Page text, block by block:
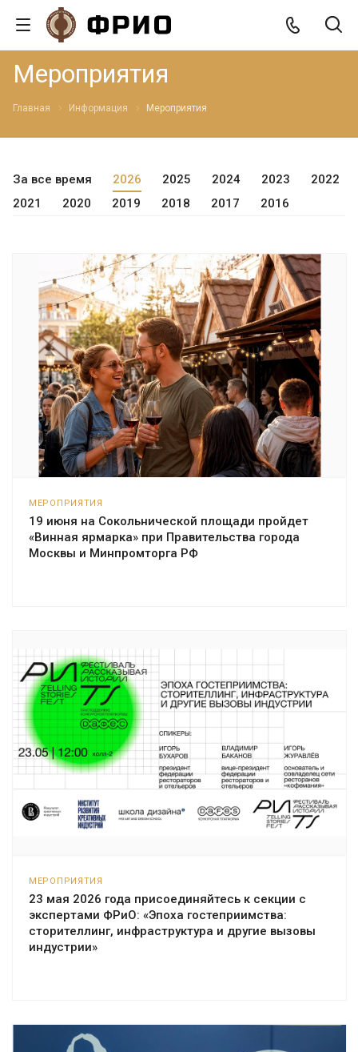
Мероприятия
Главная Информация Мероприятия
За все время 2026 2025 2024 2023
2022
2021
2020 2019 2018 2017 2016
МЕРОПРИЯТИЯ
19 июня на Сокольнической площади пройдет
«Винная ярмарка» при Правительства города
Москвы и Минпромторга РФ
МЕРОПРИЯТИЯ
23 мая 2026 года присоединяйтесь к секции с
экспертами ФРиО: «Эпоха гостеприимства:
сторителлинг, инфраструктура и другие вызовы
индустрии»